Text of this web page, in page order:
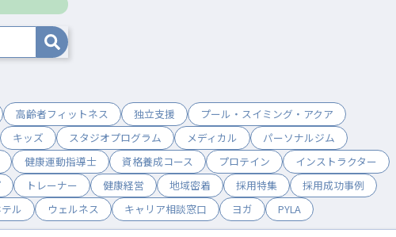
高齢者フィットネス 独立支援
プール・スイミング・アクア
キッズ スタジオプログラム メディカル
パーソナルジム
健康運動指導士 資格養成コース プロテイン
インストラクター
トレーナー 健康経営 地域密着 採用特集
採用成功事例
ル ウェルネス キャリア相談窓口 ヨガ PYLA